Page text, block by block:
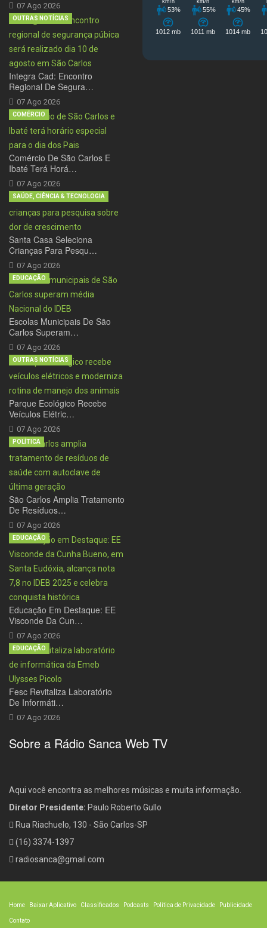
07 Ago 2026
Integra Cad: Encontro
Regional De Segura…
07 Ago 2026
OUTRAS NOTÍCIAS
Comércio De São Carlos E
Ibaté Terá Horá…
07 Ago 2026
COMÉRCIO
Santa Casa Seleciona
Crianças Para Pesqu…
07 Ago 2026
SAÚDE, CIÊNCIA & TECNOLOGIA
Escolas Municipais De São
Carlos Superam…
07 Ago 2026
EDUCAÇÃO
Parque Ecológico Recebe
Veículos Elétric…
07 Ago 2026
OUTRAS NOTÍCIAS
São Carlos Amplia Tratamento
De Resíduos…
07 Ago 2026
POLÍTICA
Educação Em Destaque: EE
Visconde Da Cun…
07 Ago 2026
EDUCAÇÃO
Fesc Revitaliza Laboratório
De Informáti…
07 Ago 2026
EDUCAÇÃO
Sobre a Rádio Sanca Web TV
Aqui você encontra as melhores músicas e muita informação.
Diretor Presidente: Paulo Roberto Gullo
Rua Riachuelo, 130 - São Carlos-SP
(16) 3374-1397
radiosanca@gmail.com
Home Baixar Aplicativo Classificados Podcasts Política de Privacidade Publicidade
Contato